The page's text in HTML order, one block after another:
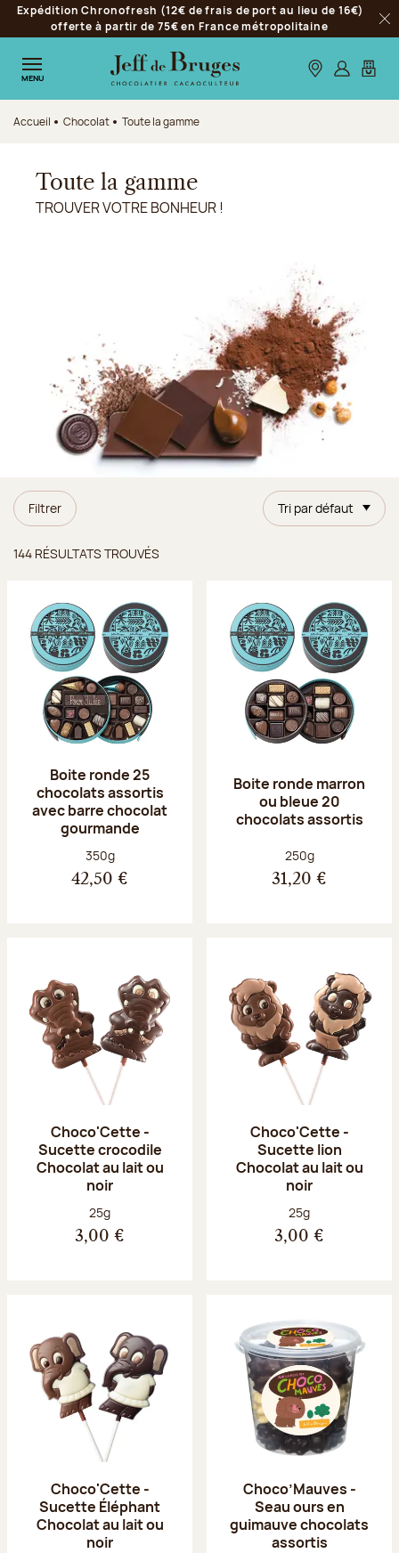
Aller à la navigation
Aller au contenu principal
Aller au pied de page
Expédition Chronofresh (12€ de frais de port au lieu de 16€)
offerte à partir de 75€ en France métropolitaine
MENU Nos boutiques
S’identifier
Mon
Accueil Chocolat Toute la gamme
Toute la gamme
TROUVER VOTRE BONHEUR !
Filtrer Tri par défaut
144 RÉSULTATS TROUVÉS
Boite ronde 25
chocolats assortis
avec barre chocolat
gourmande
Poids net :
350g
42,50 €
Boite ronde marron
ou bleue 20
chocolats assortis
Poids net :
250g
31,20 €
Choco'Cette -
Sucette crocodile
Chocolat au lait ou
noir
Poids net :
25g
3,00 €
Choco'Cette -
Sucette lion
Chocolat au lait ou
noir
Poids net :
25g
3,00 €
Choco'Cette -
Sucette Éléphant
Chocolat au lait ou
noir
Choco’Mauves -
Seau ours en
guimauve chocolats
assortis